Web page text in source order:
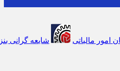
گرانی بنزین، قیمت خودروهای برقی